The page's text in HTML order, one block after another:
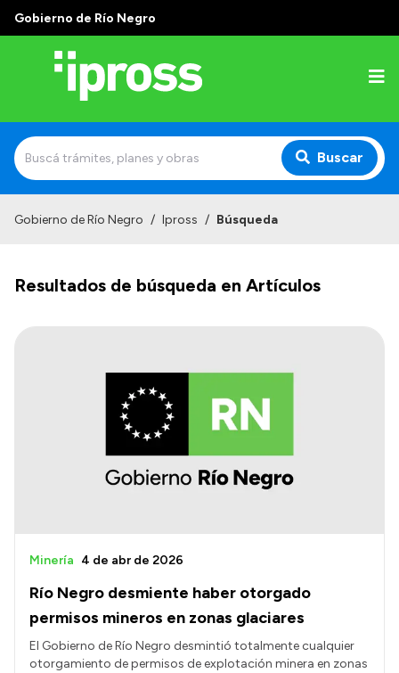
Gobierno de Río Negro
Buscar
¿Qué es IPROSS?
Presentación CV
Transparencia
Licitaciones
Gobierno de Río Negro / Ipross / Búsqueda
Resultados de búsqueda en Artículos
Río Negro desmiente haber otorgado
permisos mineros en zonas glaciares
Minería 4 de abr de 2026
El Gobierno de Río Negro desmintió totalmente cualquier
otorgamiento de permisos de explotación minera en zonas